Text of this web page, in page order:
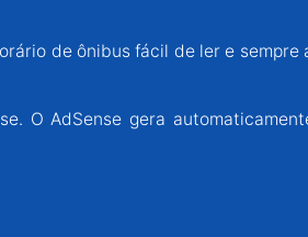
de ônibus fácil de ler e
O AdSense gera